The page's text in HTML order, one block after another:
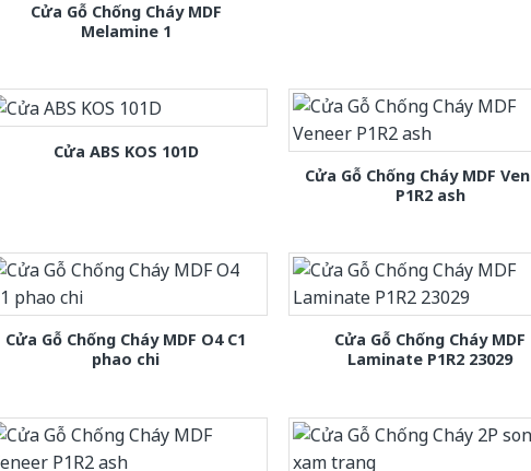
Cửa Gỗ Chống Cháy MDF
Melamine 1
Cửa ABS KOS 101D
Cửa Gỗ Chống Cháy MDF
P1R2 ash
Cửa Gỗ Chống Cháy MDF O4 C1
phao chi
Cửa Gỗ Chống Cháy MDF
Laminate P1R2 23029